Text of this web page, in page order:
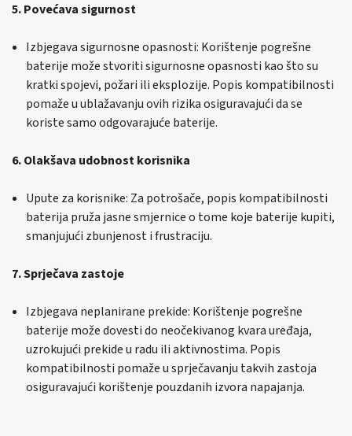
5. Povećava sigurnost
Izbjegava sigurnosne opasnosti: Korištenje pogrešne
baterije može stvoriti sigurnosne opasnosti kao što su
kratki spojevi, požari ili eksplozije. Popis kompatibilnosti
pomaže u ublažavanju ovih rizika osiguravajući da se
koriste samo odgovarajuće baterije.
6. Olakšava udobnost korisnika
Upute za korisnike: Za potrošače, popis kompatibilnosti
baterija pruža jasne smjernice o tome koje baterije kupiti,
smanjujući zbunjenost i frustraciju.
7. Sprječava zastoje
Izbjegava neplanirane prekide: Korištenje pogrešne
baterije može dovesti do neočekivanog kvara uređaja,
uzrokujući prekide u radu ili aktivnostima. Popis
kompatibilnosti pomaže u sprječavanju takvih zastoja
osiguravajući korištenje pouzdanih izvora napajanja.